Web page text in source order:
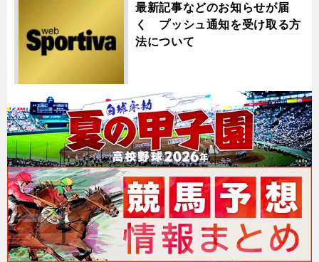
最新記事などのお知らせが届
く プッシュ通知を受け取る方
法について